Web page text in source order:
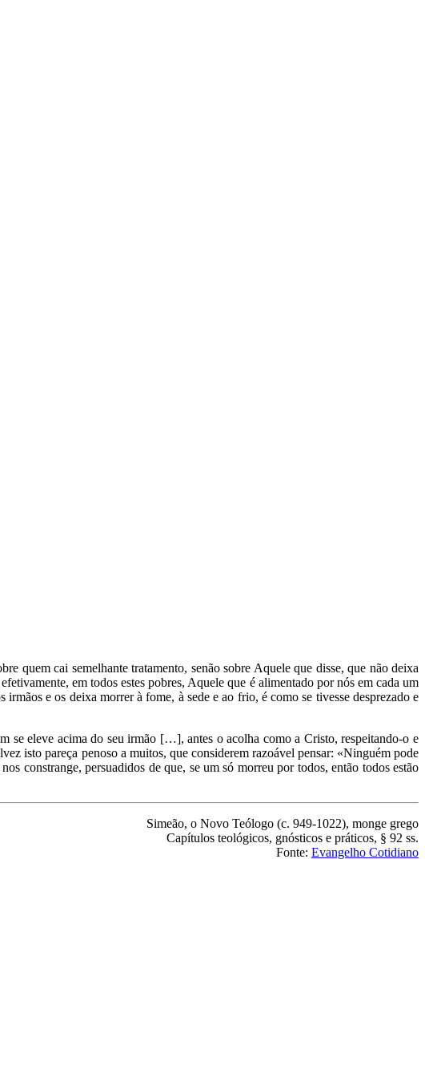
quem cai semelhante tratamento, senão sobre Aquele que disse, que não deixa
em todos estes pobres, Aquele que é alimentado por nós em cada um
e os deixa morrer à fome, à sede e ao frio, é como se tivesse desprezado e
se eleve acima do seu irmão […], antes o acolha como a Cristo, respeitando-o e
isto pareça penoso a muitos, que considerem razoável pensar: «Ninguém pode
constrange, persuadidos de que, se um só morreu por todos, então todos estão
Simeão, o Novo Teólogo (c. 949-1022), monge grego
Capítulos teológicos, gnósticos e práticos, § 92 ss.
Fonte: Evangelho Cotidiano